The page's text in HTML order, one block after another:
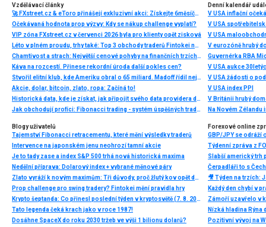
Vzdělávací články
🚀 FXstreet.cz & eToro přinášejí exkluzivní akci: Získejte 6měsíční členství ve VIP zóně ZDARMA
Očekávaná hodnota prop výzvy: Kdy se nákup challenge vyplatí?
VIP zóna FXstreet.cz v červenci 2026 byla pro klienty opět zisková
Léto v plném proudu, trhy také: Top 3 obchody traderů Fintokei na indexech a zlatě
Chamtivost a strach: Největší cenové pohyby na finančních trzích (červenec 2026)
Káva na rozcestí. Přinese rekordní úroda další pokles cen?
Stvořil elitní klub, kde Ameriku obral o 65 miliard. Madoff řídil největší Ponzi dějin
Akcie, dolar, bitcoin, zlato, ropa: Začíná to!
Historická data, kde je získat, jak připojit svého data providera do MultiCharts a proč je budeme potřebovat? (4. díl)
Jak obchodují profíci: Fibonacci trading - systém úspěšných traderů
Denní kalendář
V USA inflační
V USA
V USA
V eurozóně hrubý
Guvernérka RBA
V USA aukce
V USA žádosti o
V USA index PPI
V Británii hrubý
Na Novém Zélandu
Blogy uživatelů
Tajemství Fibonacci retracementu, které mění výsledky traderů
Intervence na japonském jenu neohrozí tamní akcie
Je to tady zase a index S&P 500 trhá nová historická maxima
Nedělní příprava: Dolarový index + vybrané měnové páry
Zlato vyráží k novým maximům: Tři důvody, proč žlutý kov opět dominuje
Prop challenge pro swing tradery? Fintokei mění pravidla hry
Krypto šeptanda: Co přinesl poslední týden v kryptosvětě (7. 8. 2026)
Tato legenda čeká krach jako v roce 1987!
Dosáhne SpaceX do roku 2030 tržeb ve výši 1 bilionu dolarů?
Forexové online
GBP/JPY se odráží
Slabší americký trh
Nízká hladina
Pozitivní vývoj na